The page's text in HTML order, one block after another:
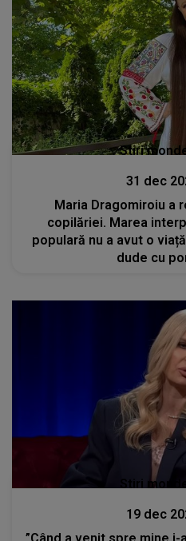
Stiri
31 dec
Maria Dragomiroiu a
copilăriei. Marea
populară nu a avut o
dude cu
Stiri
19 dec